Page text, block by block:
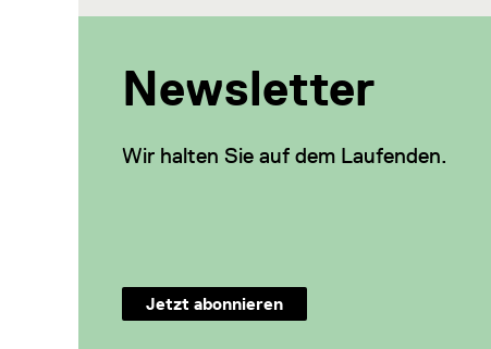
Newsletter
Wir halten Sie auf dem Laufenden.
Jetzt abonnieren